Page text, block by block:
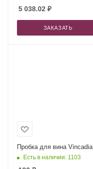
5 038.02 ₽
ЗАКАЗАТЬ
Пробка для вина Vincadia
Есть в наличии: 1103